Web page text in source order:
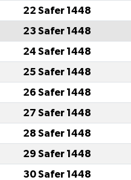
22 Safer 1448
23 Safer 1448
24 Safer 1448
25 Safer 1448
26 Safer 1448
27 Safer 1448
28 Safer 1448
29 Safer 1448
30 Safer 1448